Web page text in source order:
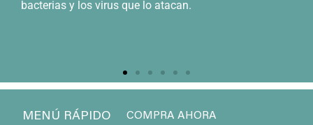
bacterias y los virus que lo atacan.
MENÚ RÁPIDO COMPRA AHORA